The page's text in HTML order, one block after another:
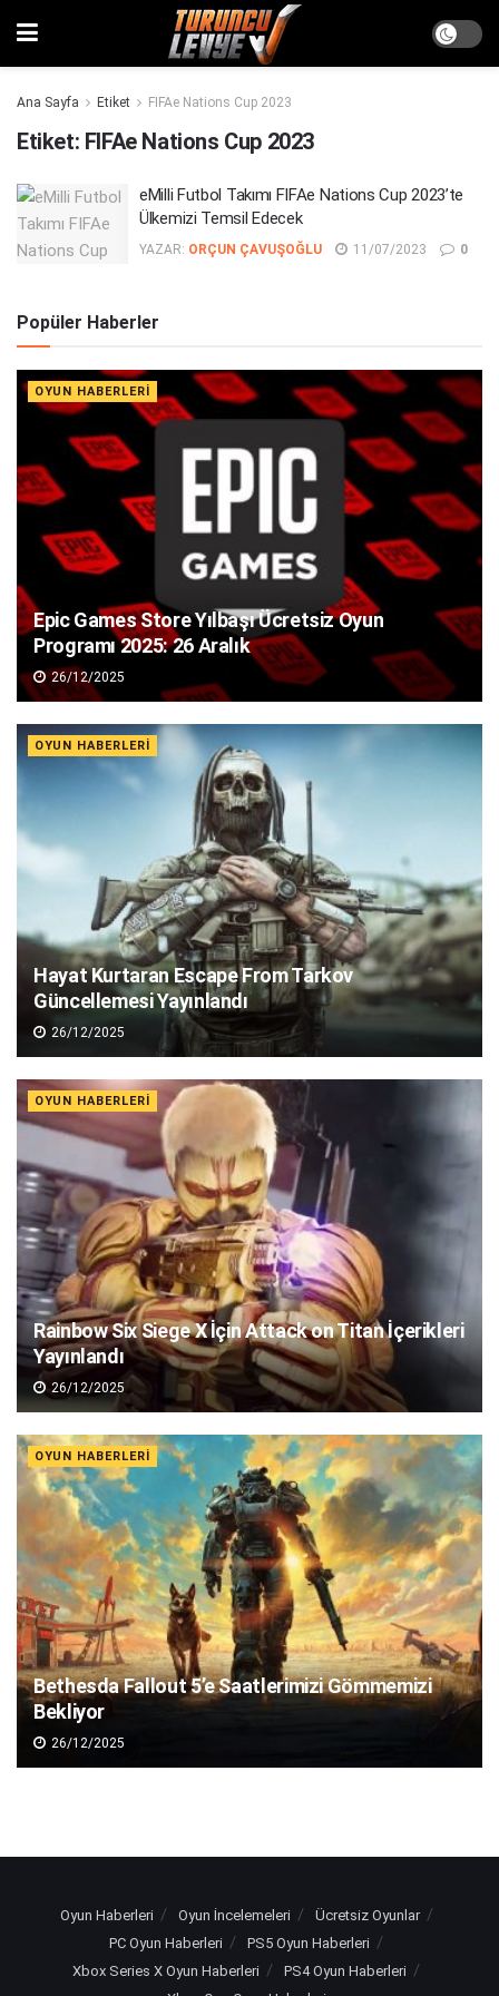
Ana Sayfa Etiket FIFAe Nations Cup 2023
Etiket: FIFAe Nations Cup 2023
eMilli Futbol Takımı FIFAe Nations Cup 2023’te
Ülkemizi Temsil Edecek
YAZAR: ORÇUN ÇAVUŞOĞLU 11/07/2023 0
Popüler Haberler
OYUN HABERLERI
Epic Games Store Yılbaşı Ücretsiz Oyun
Programı 2025: 26 Aralık
26/12/2025
OYUN HABERLERI
Hayat Kurtaran Escape From Tarkov
Güncellemesi Yayınlandı
26/12/2025
OYUN HABERLERI
Rainbow Six Siege X İçin Attack on Titan İçerikleri
Yayınlandı
26/12/2025
OYUN HABERLERI
Bethesda Fallout 5’e Saatlerimizi Gömmemizi
Bekliyor
26/12/2025
Oyun Haberleri Oyun İncelemeleri
Ücretsiz Oyunlar
PC Oyun Haberleri
PS5 Oyun Haberleri
Xbox Series X Oyun Haberleri
PS4 Oyun Haberleri